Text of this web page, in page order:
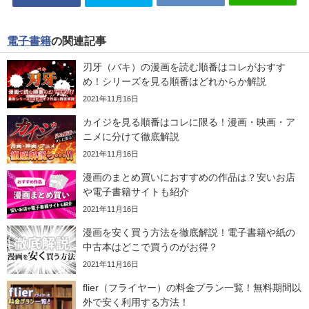
電子書籍の関連記事
刃牙（バキ）の漫画を読む順番はコレがおすす
め！シリーズを見る順番はどれからか解説
2021年11月16日
カイジを見る順番はコレに限る！漫画・映画・ア
ニメに分けて徹底解説
2021年11月16日
漫画のまとめ買いにおすすめの作品は？安いお店
や電子書籍サイトも紹介
2021年11月16日
漫画を安く買う方法を徹底解説！電子書籍や紙の
中古本はどこで買うのがお得？
2021年11月16日
flier（フライヤー）の料金プラン一覧！無料期間以
外で安く利用する方法！